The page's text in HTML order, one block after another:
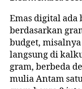
Emas digital
berdasarkan
budget,
langsung di
gram, berbeda
mulia Antam